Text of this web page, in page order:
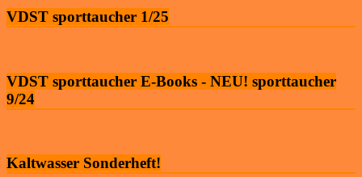
VDST sporttaucher 1/25
VDST sporttaucher E-Books - NEU! sporttaucher
9/24
Kaltwasser Sonderheft!